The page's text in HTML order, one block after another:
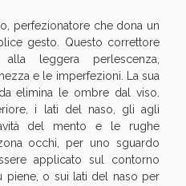
perfezionatore che dona un
gesto. Questo correttore
leggera perlescenza,
e le imperfezioni. La sua
elimina le ombre dal viso.
i lati del naso, gli agli
del mento e le rughe
occhi, per uno sguardo
applicato sul contorno
piene, o sui lati del naso per